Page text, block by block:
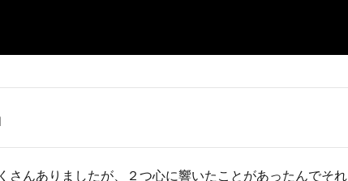
さんありましたが、２つ心に響いたことがあったんでそれ